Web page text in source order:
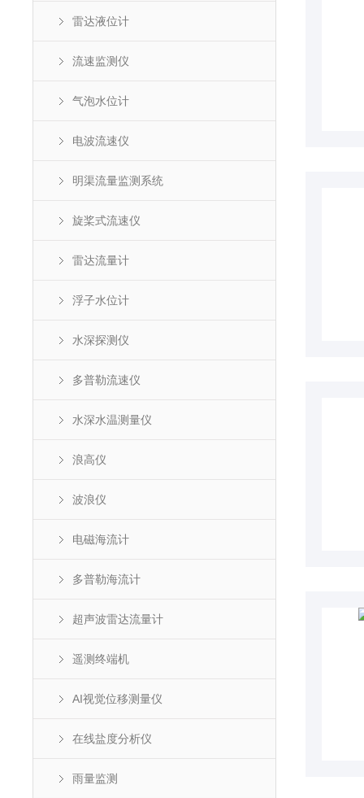
雷达液位计
流速监测仪
气泡水位计
电波流速仪
明渠流量监测系统
旋桨式流速仪
雷达流量计
浮子水位计
水深探测仪
多普勒流速仪
水深水温测量仪
浪高仪
波浪仪
电磁海流计
多普勒海流计
超声波雷达流量计
遥测终端机
AI视觉位移测量仪
在线盐度分析仪
雨量监测